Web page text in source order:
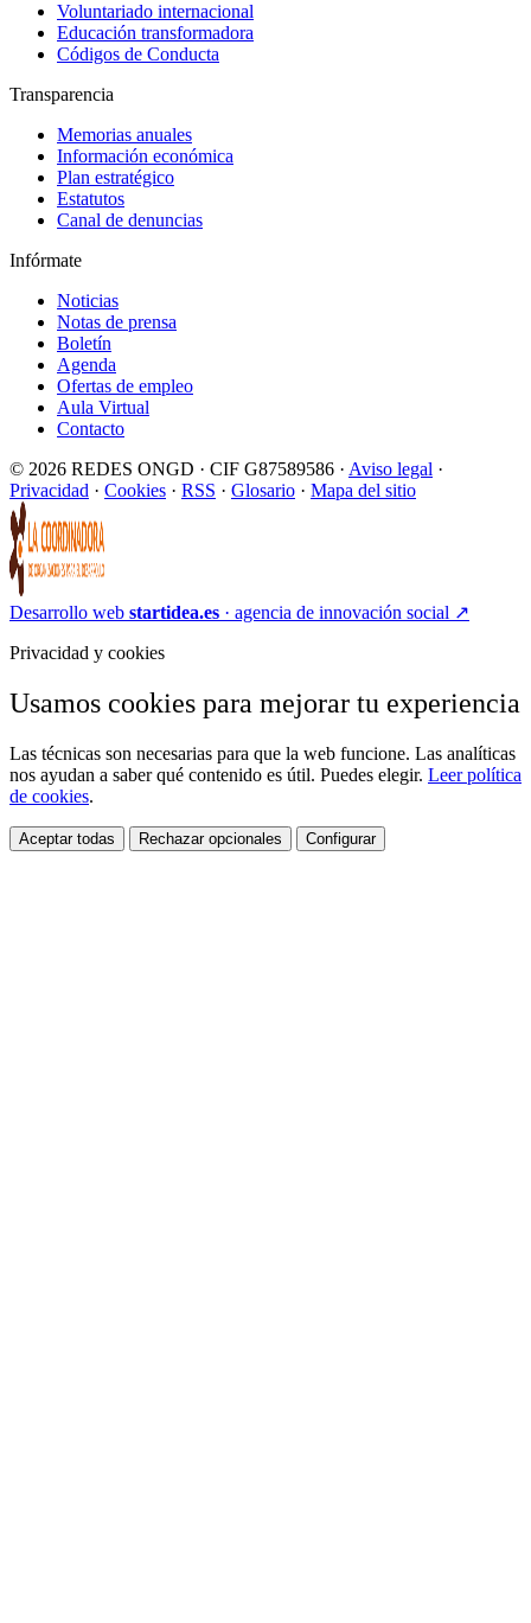
Voluntariado internacional
Educación transformadora
Códigos de Conducta
Transparencia
Memorias anuales
Información económica
Plan estratégico
Estatutos
Canal de denuncias
Infórmate
Noticias
Notas de prensa
Boletín
Agenda
Ofertas de empleo
Aula Virtual
Contacto
© 2026 REDES ONGD · CIF G87589586 · Aviso legal ·
Privacidad · Cookies · RSS · Glosario · Mapa del sitio
Desarrollo web startidea.es · agencia de innovación social ↗
Privacidad y cookies
Usamos cookies para mejorar tu experiencia
Las técnicas son necesarias para que la web funcione. Las analíticas
nos ayudan a saber qué contenido es útil. Puedes elegir. Leer política
de cookies.
Aceptar todas Rechazar opcionales Configurar